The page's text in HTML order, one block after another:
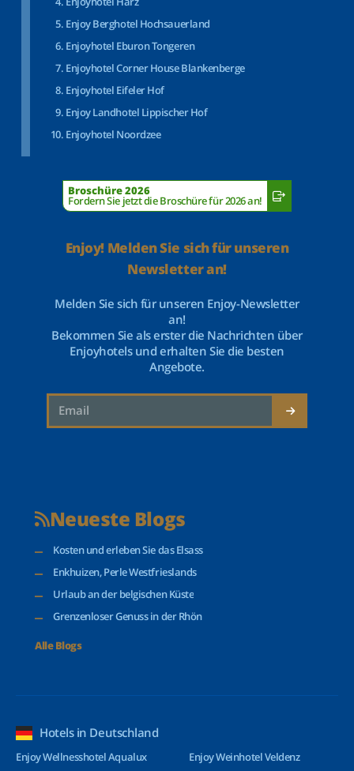
Enjoy Berghotel Hochsauerland
Enjoyhotel Eburon Tongeren
Enjoyhotel Corner House Blankenberge
Enjoyhotel Eifeler Hof
Enjoy Landhotel Lippischer Hof
Enjoyhotel Noordzee
Broschüre 2026
Fordern Sie jetzt die Broschüre für 2026 an!
Enjoy! Melden Sie sich für unseren
Newsletter an!
Melden Sie sich für unseren Enjoy-Newsletter
an!
Bekommen Sie als erster die Nachrichten über
Enjoyhotels und erhalten Sie die besten
Angebote.
Neueste Blogs
Kosten und erleben Sie das Elsass
Enkhuizen, Perle Westfrieslands
Urlaub an der belgischen Küste
Grenzenloser Genuss in der Rhön
Alle Blogs
Hotels in Deutschland
Enjoy Wellnesshotel Aqualux
Enjoy Weinhotel Veldenz